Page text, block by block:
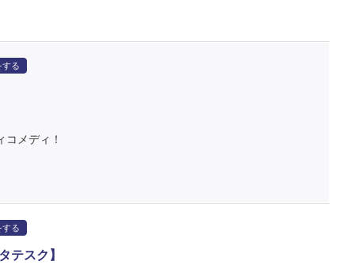
する
メディ！
する
テスク】